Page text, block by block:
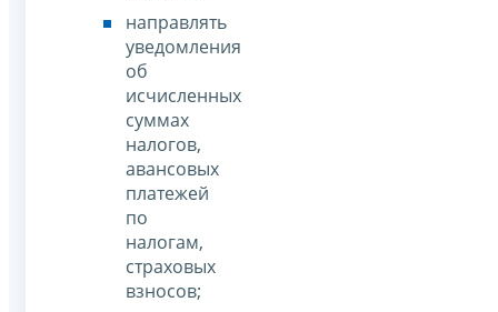
направлять
уведомления
об
исчисленных
суммах
налогов,
авансовых
платежей
по
налогам,
страховых
взносов;